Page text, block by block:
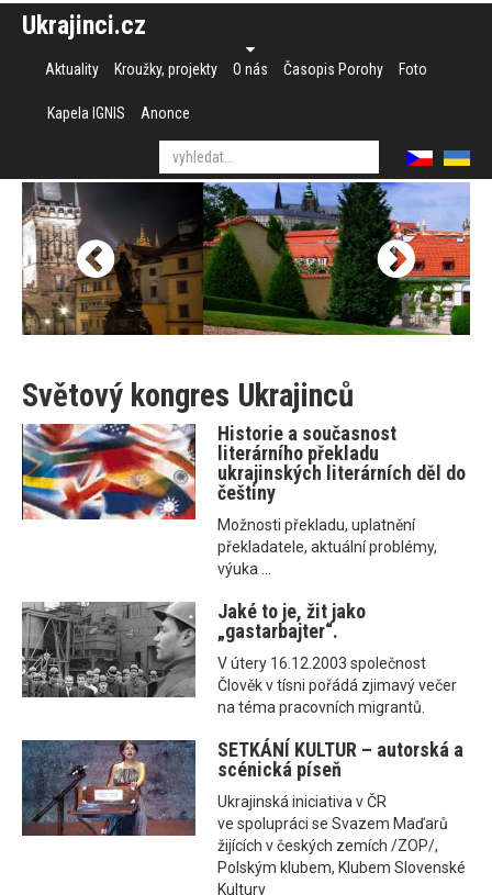
Ukrajinci.cz
Aktuality Kroužky, projekty O nás Časopis Porohy Foto
Kapela IGNIS Anonce
Světový kongres Ukrajinců
Historie a současnost
literárního překladu
ukrajinských literárních děl do
češtiny
Možnosti překladu, uplatnění
překladatele, aktuální problémy,
výuka ...
Jaké to je, žit jako
„gastarbajter“.
V útery 16.12.2003 společnost
Člověk v tísni pořádá zjimavý večer
na téma pracovních migrantů.
SETKÁNÍ KULTUR – autorská a
scénická píseň
Ukrajinská iniciativa v ČR
ve spolupráci se Svazem Maďarů
žijících v českých zemích /ZOP/,
Polským klubem, Klubem Slovenské
Kultury